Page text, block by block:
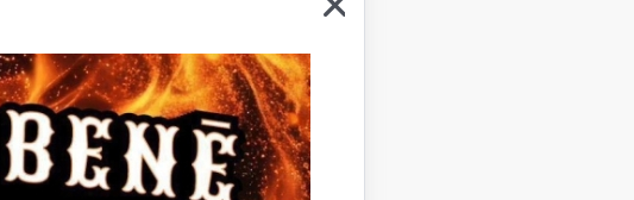
autoceļu un ielu ikdienas uzturēšanas darbi